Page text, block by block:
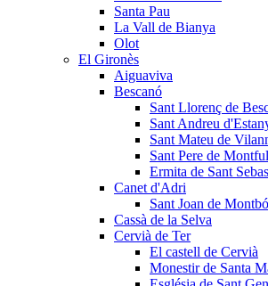
Santa Pau
La Vall de Bianya
Olot
El Gironès
Aiguaviva
Bescanó
Sant Llorenç de
Sant Andreu
Sant Mateu de
Sant Pere de
Ermita de Sant
Canet d'Adri
Sant Joan de Montbó
Cassà de la Selva
Cervià de Ter
El castell de Cervià
Monestir de Santa